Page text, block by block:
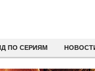
ПО СЕРИЯМ